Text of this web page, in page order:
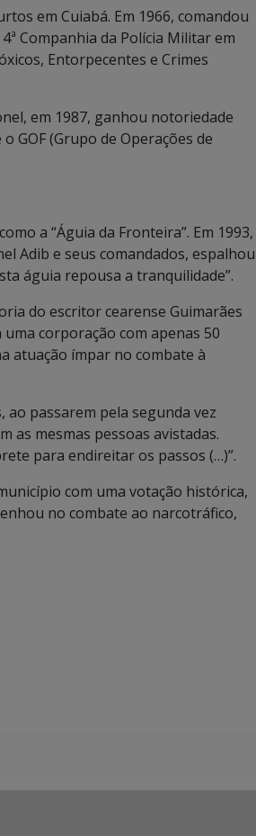
em Cuiabá. Em 1966, comandou
Companhia da Polícia Militar em
Entorpecentes e Crimes
em 1987, ganhou notoriedade
GOF (Grupo de Operações de
a “Águia da Fronteira”. Em 1993,
Adib e seus comandados, espalhou
águia repousa a tranquilidade”.
do escritor cearense Guimarães
corporação com apenas 50
atuação ímpar no combate à
ao passarem pela segunda vez
as mesmas pessoas avistadas.
para endireitar os passos (…)”.
com uma votação histórica,
no combate ao narcotráfico,